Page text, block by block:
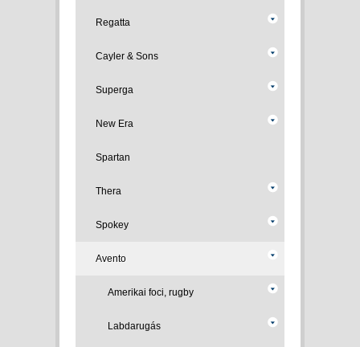
Regatta
Cayler & Sons
Superga
New Era
Spartan
Thera
Spokey
Avento
Amerikai foci, rugby
Labdarugás